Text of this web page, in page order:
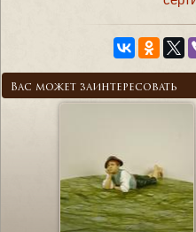
Вас может заинтересовать